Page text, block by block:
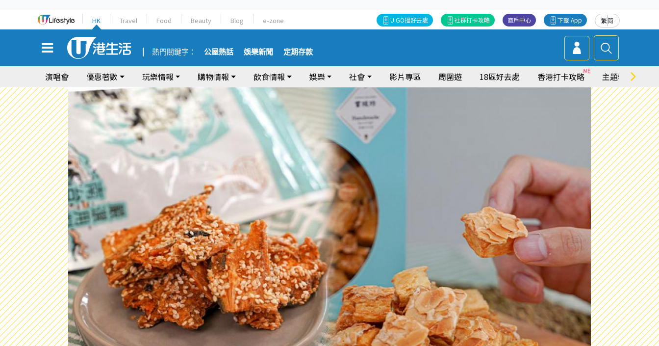
HK Travel Food Beauty Blog e-zone 繁简
下載 App
商戶中心
社群打卡攻略
U GO搵好去處
熱門關鍵字： 公屋熱話 娛樂新聞 定期存款
演唱會 優惠著數 玩樂情報 購物情報 飲食情報 娛樂 社會 影片專區 周圍遊 18區好去處 香港打卡攻略 主題特集